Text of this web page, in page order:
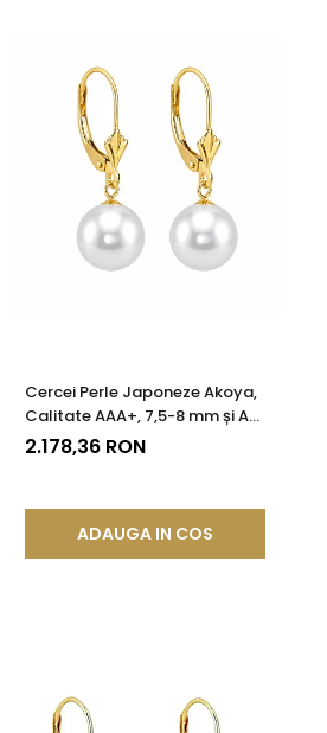
Cercei Perle Japoneze Akoya,
Calitate AAA+, 7,5-8 mm și Aur
Galben 14K | KASKADDA®
2.178,36 RON
ADAUGA IN COS